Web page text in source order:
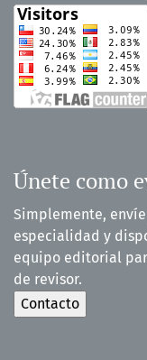
Únete como
Simplemente,
especialidad y
equipo editorial
de revisor.